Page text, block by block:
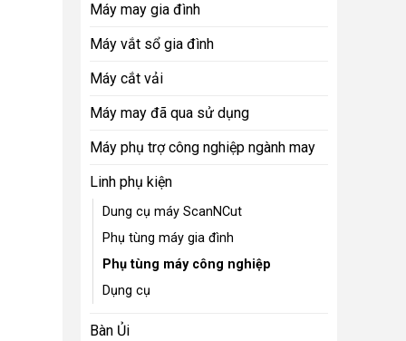
Máy may gia đình
Máy vắt sổ gia đình
Máy cắt vải
Máy may đã qua sử dụng
Máy phụ trợ công nghiệp ngành may
Linh phụ kiện
Dung cụ máy ScanNCut
Phụ tùng máy gia đình
Phụ tùng máy công nghiệp
Dụng cụ
Bàn Ủi